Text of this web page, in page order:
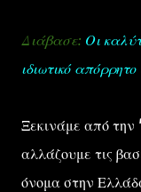
Διάβασε: Οι
ιδιωτικό
Ξεκινάμε από την
αλλάζουμε τις
όνομα στην